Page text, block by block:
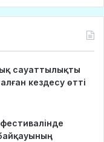
сауаттылықты
кездесу өтті